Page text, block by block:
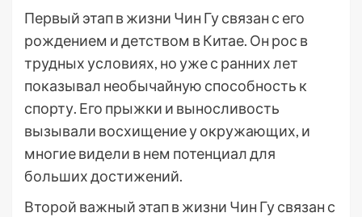
Первый этап в жизни Чин Гу связан с его
рождением и детством в Китае. Он рос в
трудных условиях, но уже с ранних лет
показывал необычайную способность к
спорту. Его прыжки и выносливость
вызывали восхищение у окружающих, и
многие видели в нем потенциал для
больших достижений.
Второй важный этап в жизни Чин Гу связан с